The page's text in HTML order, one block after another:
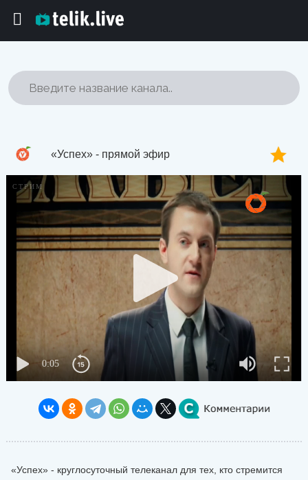
«Успех» - прямой эфир
«Успех» - круглосуточный телеканал для тех, кто стремится